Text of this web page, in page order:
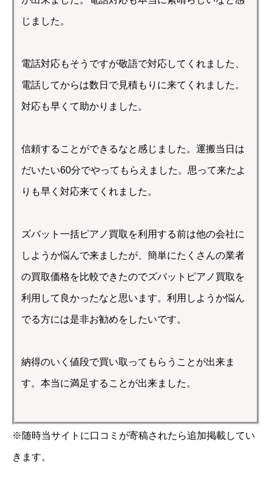
じました。
電話対応もそうですが敬語で対応してくれました、
電話してからは数日で見積もりに来てくれました。
対応も早くて助かりました。
信頼することができるなと感じました。運搬当日は
だいたい60分でやってもらえました。思って来たよ
りも早く対応来てくれました。
ズバット一括ピアノ買取を利用する前は他の会社に
しようか悩んで来ましたが、簡単にたくさんの業者
の買取価格を比較できたのでズバットピアノ買取を
利用して良かったなと思います。利用しようか悩ん
でる方には是非お勧めをしたいです。
納得のいく値段で買い取ってもらうことが出来ま
す。本当に満足することが出来ました。
※随時当サイトに口コミが寄稿されたら追加掲載してい
きます。